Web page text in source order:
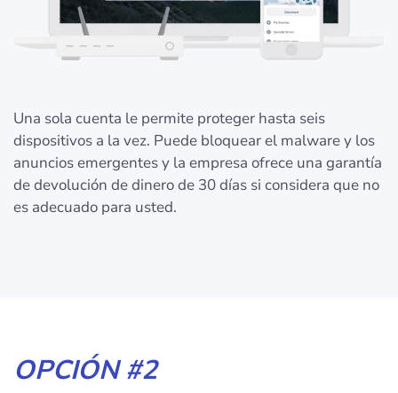
Una sola cuenta le permite proteger hasta seis
dispositivos a la vez. Puede bloquear el malware y los
anuncios emergentes y la empresa ofrece una garantía
de devolución de dinero de 30 días si considera que no
es adecuado para usted.
OPCIÓN #2